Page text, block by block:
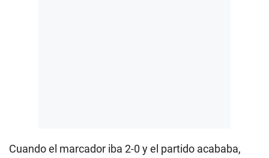
Cuando el marcador iba 2-0 y el partido acababa,